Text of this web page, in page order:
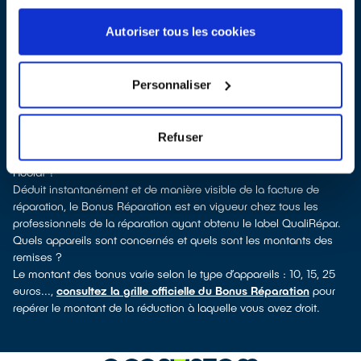
Autoriser tous les cookies
Personnaliser
Refuser
labellisés QualiRépar. En cliquant sur la fiche détaillée du
réparateur, vous verrez pour quels types d’appareils ce
électroménager, télévision, téléphone mobile, outillage
électroportatif : à chaque famille d’appareils son réparateur
spécialisé et labellisé QualiRépar.
Comment bénéficier du Bonus Réparation à Saint-Léonard-de-
Noblat ?
Déduit instantanément et de manière visible de la facture de
réparation, le Bonus Réparation est en vigueur chez tous les
professionnels de la réparation ayant obtenu le label QualiRépar.
Quels appareils sont concernés et quels sont les montants des
remises ?
Le montant des bonus varie selon le type d’appareils : 10, 15, 25
euros..., consultez la grille officielle du Bonus Réparation pour
repérer le montant de la réduction à laquelle vous avez droit.